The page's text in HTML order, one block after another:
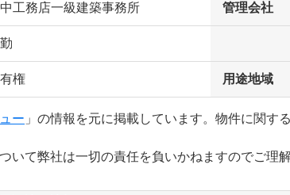
工務店一級建築事務所 管理会社
権 用途地域
ー 」の情報を元に掲載しています。物件に関す
いて弊社は一切の責任を負いかねますのでご理